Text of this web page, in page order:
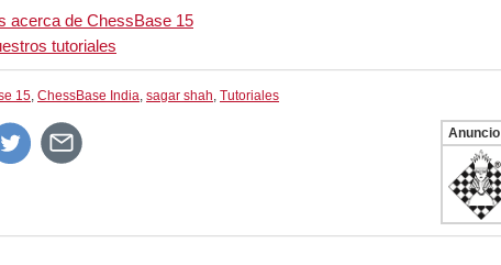
repertorio, etc. - Esa es la actualización para
aquellos clientes que ya tenían la Mega 2019.
acerca de ChessBase 15
tutoriales
15, ChessBase India, sagar shah, Tutoriales
Anuncio